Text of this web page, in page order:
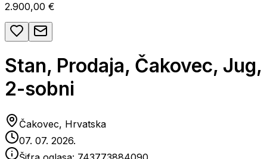
2.900,00 €
Stan, Prodaja, Čakovec, Jug,
2-sobni
Čakovec, Hrvatska
07. 07. 2026.